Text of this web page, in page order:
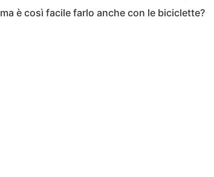
è così facile farlo anche con le biciclette?